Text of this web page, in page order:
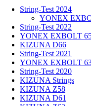
the
racket
grip
String-Test 2024
YONEX
String-Test 2022
YONEX EXBOLT
KIZUNA D66
String-Test 2021
YONEX EXBOLT
String-Test 2020
KIZUNA Strings
KIZUNA Z58
KIZUNA D61